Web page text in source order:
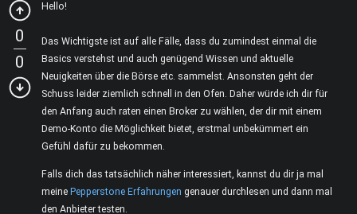
0
0
Hello!
Das Wichtigste ist auf alle Fälle, dass du zumindest einmal die
Basics verstehst und auch genügend Wissen und aktuelle
Neuigkeiten über die Börse etc. sammelst. Ansonsten geht der
Schuss leider ziemlich schnell in den Ofen. Daher würde ich dir für
den Anfang auch raten einen Broker zu wählen, der dir mit einem
Demo-Konto die Möglichkeit bietet, erstmal unbekümmert ein
Gefühl dafür zu bekommen.
Falls dich das tatsächlich näher interessiert, kannst du dir ja mal
meine Pepperstone Erfahrungen genauer durchlesen und dann mal
den Anbieter testen.